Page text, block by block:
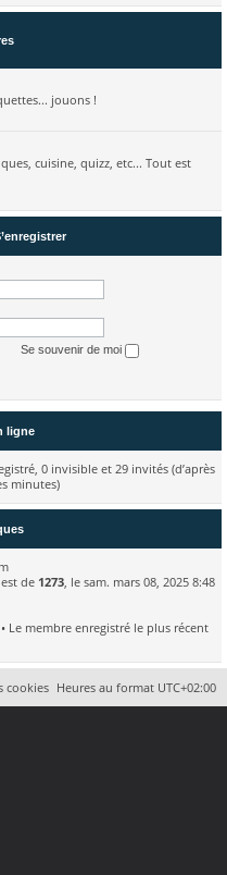
jouons !
cuisine, quizz, etc... Tout est
Se souvenir de moi
ligne
0 invisible et 29 invités (d’après
minutes)
de 1273 , le sam. mars 08, 2025 8:48
Le membre enregistré le plus récent
Heures au format UTC+02:00
cookies